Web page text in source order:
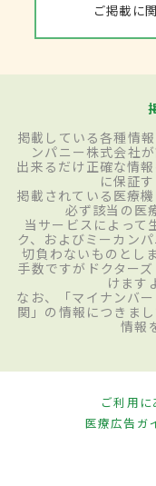
ご掲載に
掲載している各種情
ンパニー株式会社
出来るだけ正確な情
に保証
掲載されている医療
必ず該当の医
当サービスによって
ク、およびミーカン
切負わないものとし
手数ですがドクター
けます
なお、「マイナンバ
関」の情報につきま
情報
ご利用に
医療広告ガ